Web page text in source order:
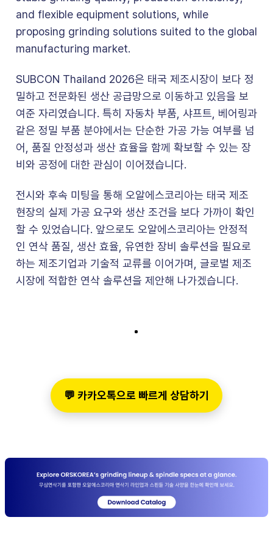
and flexible equipment solutions, while
proposing grinding solutions suited to the global
manufacturing market.
SUBCON Thailand 2026은 태국 제조시장이 보다 정
밀하고 전문화된 생산 공급망으로 이동하고 있음을 보
여준 자리였습니다. 특히 자동차 부품, 샤프트, 베어링과
같은 정밀 부품 분야에서는 단순한 가공 가능 여부를 넘
어, 품질 안정성과 생산 효율을 함께 확보할 수 있는 장
비와 공정에 대한 관심이 이어졌습니다.
전시와 후속 미팅을 통해 오알에스코리아는 태국 제조
현장의 실제 가공 요구와 생산 조건을 보다 가까이 확인
할 수 있었습니다. 앞으로도 오알에스코리아는 안정적
인 연삭 품질, 생산 효율, 유연한 장비 솔루션을 필요로
하는 제조기업과 기술적 교류를 이어가며, 글로벌 제조
시장에 적합한 연삭 솔루션을 제안해 나가겠습니다.
💬 카카오톡으로 빠르게 상담하기